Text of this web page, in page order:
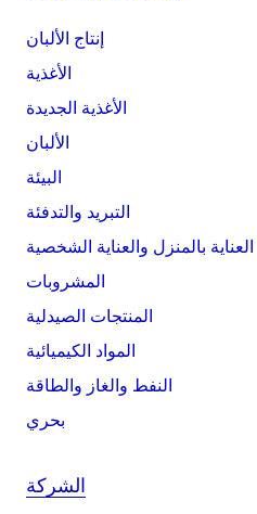
إنتاج الألبان
الأغذية
الأغذية الجديدة
الألبان
البيئة
التبريد والتدفئة
العناية بالمنزل والعناية الشخصية
المشروبات
المنتجات الصيدلية
المواد الكيميائية
النفط والغاز والطاقة
بحري
الشركة